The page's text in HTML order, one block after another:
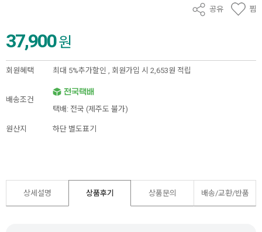
공유 찜
37,900원
회원혜택 최대 5%추가할인 , 회원가입 시 2,653원 적립
배송조건
택배: 전국 (제주도 불가)
원산지 하단 별도표기
상세설명 상품후기 상품문의 배송/교환/반품